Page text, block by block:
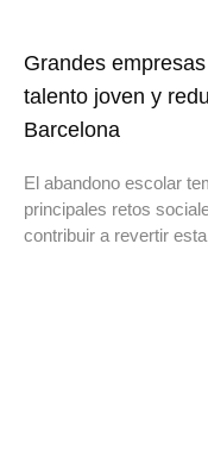
Grandes
talento joven y
Barcelona
El abandono escolar
principales retos
contribuir a revertir